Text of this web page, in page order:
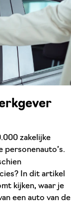
zakelijke
personenauto’s.
In dit artikel
kijken, waar je
een auto van de